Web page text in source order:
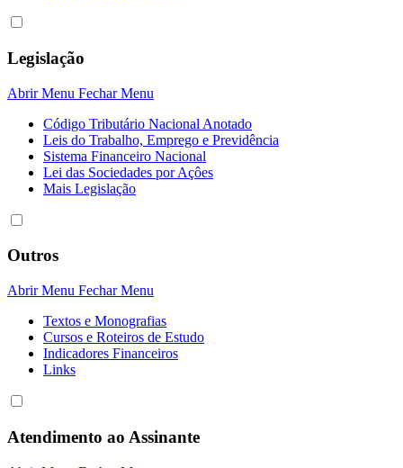
Legislação
Abrir Menu Fechar Menu
Código Tributário Nacional Anotado
Leis do Trabalho, Emprego e Previdência
Sistema Financeiro Nacional
Lei das Sociedades por Açôes
Mais Legislação
Outros
Abrir Menu Fechar Menu
Textos e Monografias
Cursos e Roteiros de Estudo
Indicadores Financeiros
Links
Atendimento ao Assinante